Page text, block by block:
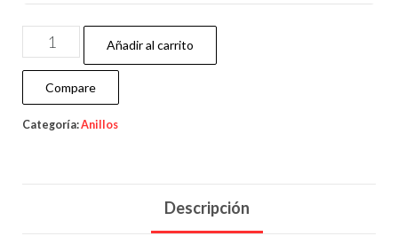
Añadir al carrito
Compare
Categoría:Anillos
Descripción